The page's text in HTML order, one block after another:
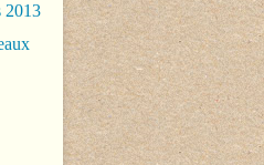
2013